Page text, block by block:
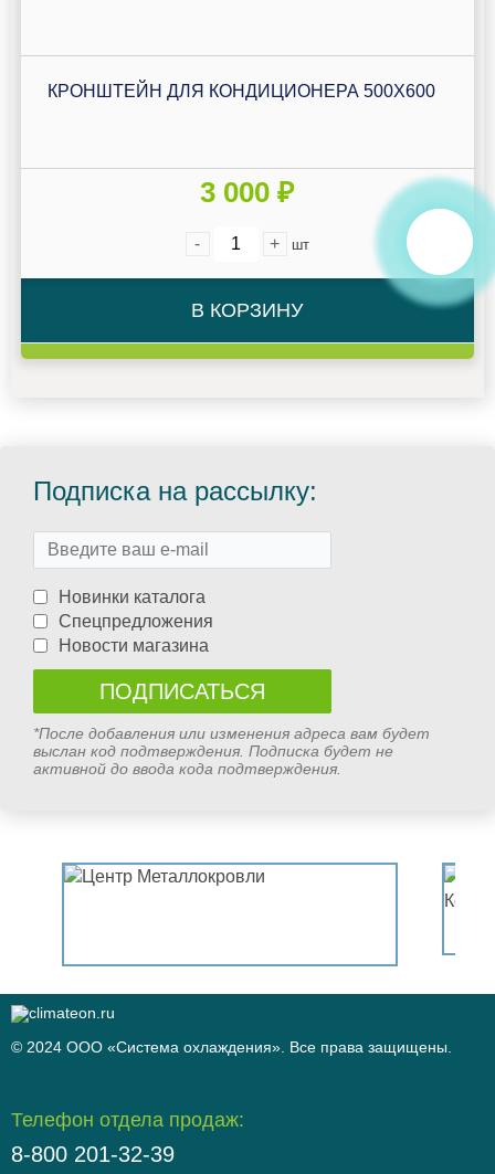
КРОНШТЕЙН ДЛЯ КОНДИЦИОНЕРА 500Х600
3 000 ₽
- + шт
В КОРЗИНУ
Подписка на рассылку:
Новинки каталога
Спецпредложения
Новости магазина
*После добавления или изменения адреса вам будет
выслан код подтверждения. Подписка будет не
активной до ввода кода подтверждения.
© 2024 ООО «Система охлаждения». Все права защищены.
Телефон отдела продаж:
8-800 201-32-39